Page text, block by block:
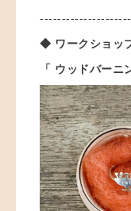
◆ ワークショッ
「 ウッドバーニ